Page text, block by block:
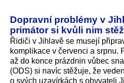
Dopravní problémy v
primátor si kvůli nim
Řidiči v Jihlavě se musejí
komplikace v červenci a srpnu.
až do konce prázdnin vůbec
(ODS) si navíc stěžuje, že
o svých uzavírkách s obyvateli